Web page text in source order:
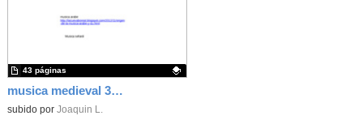
musica medieval 3º eso polifonia, texturas segun texto, trovadores y algo de sefardi
Contenido educativo.
subido por Joaquin L.
43 páginas